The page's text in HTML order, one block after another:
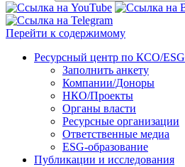
Перейти к содержимому
Ресурсный центр по КСО/ESG
Заполнить анкету
Компании/Доноры
НКО/Проекты
Органы власти
Ресурсные организации
Ответственные медиа
ESG-образование
Публикации и исследования